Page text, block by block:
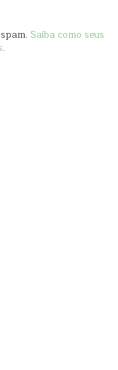
Saiba como seus
.